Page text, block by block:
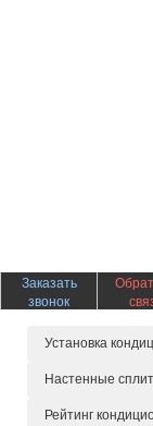
Заказать
звонок
Установка
Настенные
Рейтинг